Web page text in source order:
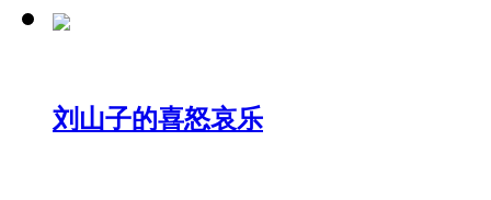
刘山子的喜怒哀乐